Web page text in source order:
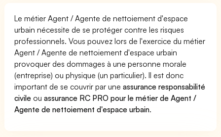
Le métier Agent / Agente de nettoiement d'espace
urbain nécessite de se protéger contre les risques
professionnels. Vous pouvez lors de l'exercice du métier
Agent / Agente de nettoiement d'espace urbain
provoquer des dommages à une personne morale
(entreprise) ou physique (un particulier). Il est donc
important de se couvrir par uneassurance responsabilité
civile ouassurance RC PRO pour le métier de Agent /
Agente de nettoiement d'espace urbain.